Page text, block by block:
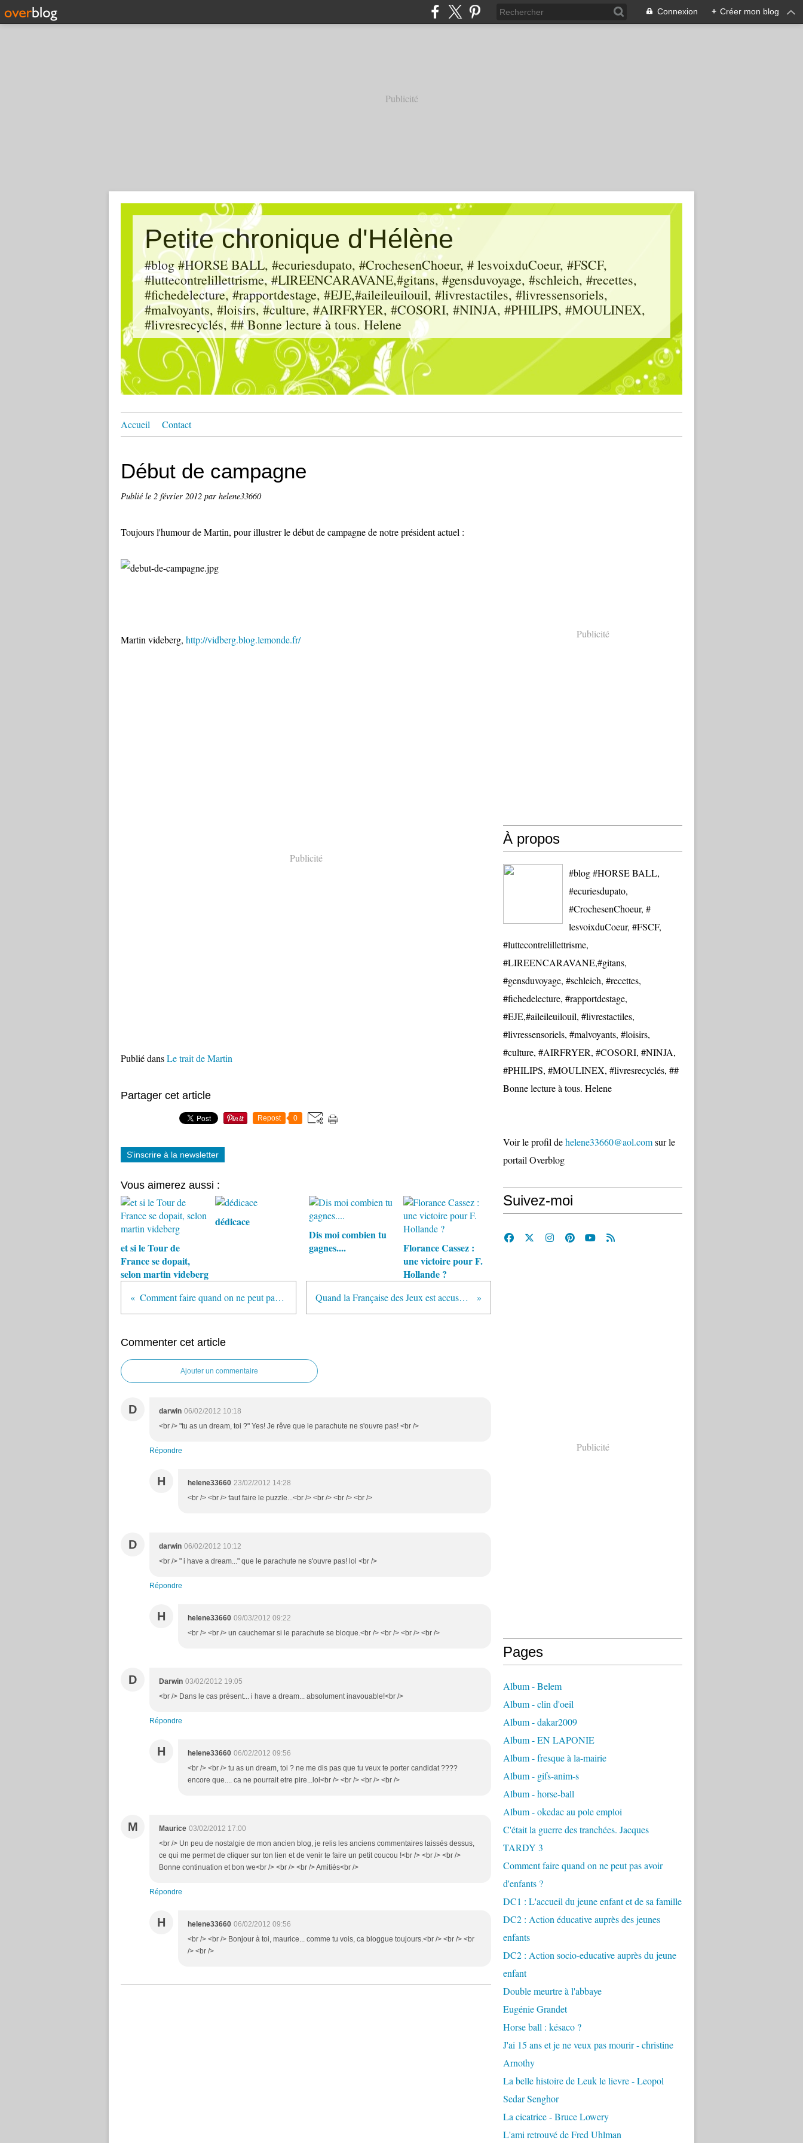
Connexion + Créer mon blog
Publicité
Petite chronique d'Hélène
#blog #HORSE BALL, #ecuriesdupato, #CrochesenChoeur, # lesvoixduCoeur, #FSCF,
#luttecontrelillettrisme, #LIREENCARAVANE,#gitans, #gensduvoyage, #schleich, #recettes,
#fichedelecture, #rapportdestage, #EJE,#aileileuilouil, #livrestactiles, #livressensoriels,
#malvoyants, #loisirs, #culture, #AIRFRYER, #COSORI, #NINJA, #PHILIPS, #MOULINEX,
#livresrecyclés, ## Bonne lecture à tous. Helene
Accueil Contact
Début de campagne
Publié le 2 février 2012 par helene33660
Toujours l'humour de Martin, pour illustrer le début de campagne de notre président actuel :
Martin videberg, http://vidberg.blog.lemonde.fr/
Publicité
Publié dansLe trait de Martin
Partager cet article
Repost 0
S'inscrire à la newsletter
Vous aimerez aussi :
et si le Tour de
France se dopait,
selon martin videberg
dédicace
Dis moi combien tu
gagnes....
Florance Cassez :
une victoire pour F.
Hollande ?
Comment faire quand on ne peut pas avoir d'enfants ? Quand la Française des Jeux est accusée de manipulation
Commenter cet article
Ajouter un commentaire
D darwin 06/02/2012 10:18
<br /> "tu as un dream, toi ?" Yes! Je rêve que le parachute ne s'ouvre pas! <br />
Répondre
H helene33660 23/02/2012 14:28
<br /> <br /> faut faire le puzzle...<br /> <br /> <br /> <br />
D darwin 06/02/2012 10:12
<br /> " i have a dream..." que le parachute ne s'ouvre pas! lol <br />
Répondre
H helene33660 09/03/2012 09:22
<br /> <br /> un cauchemar si le parachute se bloque.<br /> <br /> <br /> <br />
D Darwin 03/02/2012 19:05
<br /> Dans le cas présent... i have a dream... absolument inavouable!<br />
Répondre
H helene33660 06/02/2012 09:56
<br /> <br /> tu as un dream, toi ? ne me dis pas que tu veux te porter candidat ????
encore que.... ca ne pourrait etre pire...lol<br /> <br /> <br /> <br />
M Maurice 03/02/2012 17:00
<br /> Un peu de nostalgie de mon ancien blog, je relis les anciens commentaires laissés dessus,
ce qui me permet de cliquer sur ton lien et de venir te faire un petit coucou !<br /> <br /> <br />
Bonne continuation et bon we<br /> <br /> <br /> Amitiés<br />
Répondre
H helene33660 06/02/2012 09:56
<br /> <br /> Bonjour à toi, maurice... comme tu vois, ca bloggue toujours.<br /> <br /> <br
/> <br />
Publicité
À propos
#blog #HORSE BALL,
#ecuriesdupato,
#CrochesenChoeur, #
lesvoixduCoeur, #FSCF,
#luttecontrelillettrisme,
#LIREENCARAVANE,#gitans,
#gensduvoyage, #schleich, #recettes,
#fichedelecture, #rapportdestage,
#EJE,#aileileuilouil, #livrestactiles,
#livressensoriels, #malvoyants, #loisirs,
#culture, #AIRFRYER, #COSORI, #NINJA,
#PHILIPS, #MOULINEX, #livresrecyclés, ##
Bonne lecture à tous. Helene
Voir le profil dehelene33660@aol.comsur le
portail Overblog
Suivez-moi
Publicité
Pages
Album - Belem
Album - clin d'oeil
Album - dakar2009
Album - EN LAPONIE
Album - fresque à la-mairie
Album - gifs-anim-s
Album - horse-ball
Album - okedac au pole emploi
C'était la guerre des tranchées. Jacques
TARDY 3
Comment faire quand on ne peut pas avoir
d'enfants ?
DC1 : L'accueil du jeune enfant et de sa famille
DC2 : Action éducative auprès des jeunes
enfants
DC2 : Action socio-educative auprès du jeune
enfant
Double meurtre à l'abbaye
Eugénie Grandet
Horse ball : késaco ?
J'ai 15 ans et je ne veux pas mourir - christine
Arnothy
La belle histoire de Leuk le lievre - Leopol
Sedar Senghor
La cicatrice - Bruce Lowery
L'ami retrouvé de Fred Uhlman